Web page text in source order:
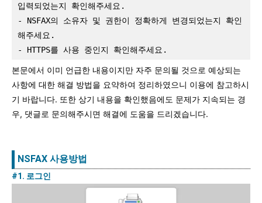
입력되었는지 확인해주세요.
- NSFAX의 소유자 및 권한이 정확하게 변경되었는지 확인
해주세요.
- HTTPS를 사용 중인지 확인해주세요.
본문에서 이미 언급한 내용이지만 자주 문의될 것으로 예상되는
사항에 대한 해결 방법을 요약하여 정리하였으니 이용에 참고하시
기 바랍니다. 또한 상기 내용을 확인했음에도 문제가 지속되는 경
우, 댓글로 문의해주시면 해결에 도움을 드리겠습니다.
NSFAX 사용방법
#1. 로그인